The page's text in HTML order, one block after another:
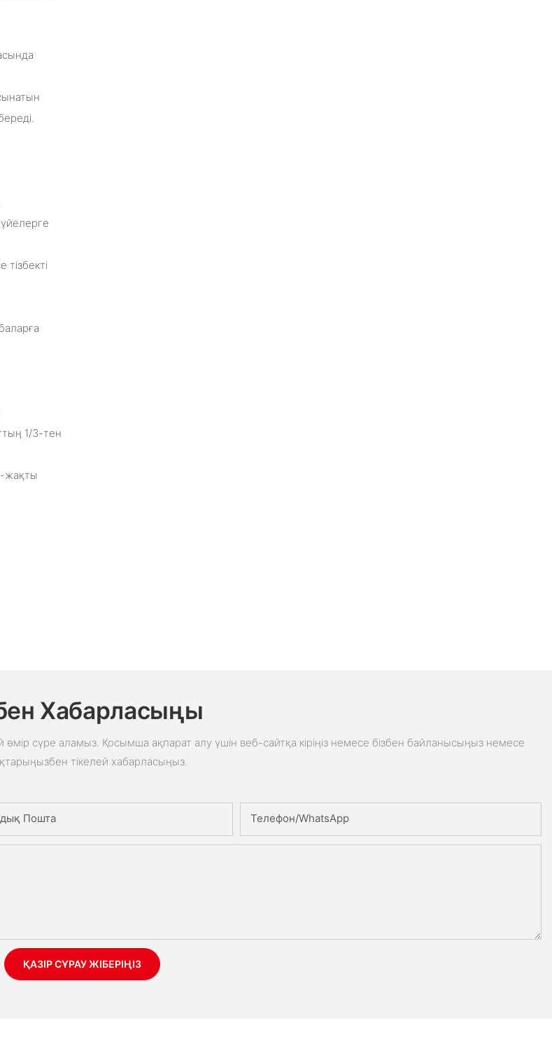
1/3-тен
жақты
Хабарласыңы
сүре аламыз. Қосымша ақпарат алу үшін веб-сайтқа кіріңіз немесе бізбен байланысыңыз немесе
тікелей хабарласыңыз.
Пошта Телефон/whatsApp
ҚАЗІР СҰРАУ ЖІБЕРІҢІЗ